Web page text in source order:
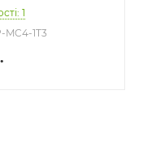
1
MC4-1T3